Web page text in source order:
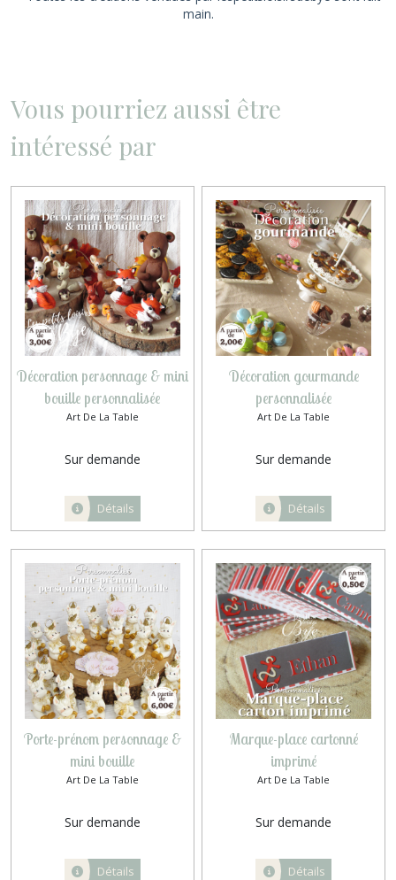
main.
Vous pourriez aussi être
intéressé par
Décoration personnage & mini
bouille personnalisée
Art De La Table
Sur demande
Détails
Décoration gourmande
personnalisée
Art De La Table
Sur demande
Détails
Porte-prénom personnage &
mini bouille
Art De La Table
Sur demande
Détails
Marque-place cartonné
imprimé
Art De La Table
Sur demande
Détails